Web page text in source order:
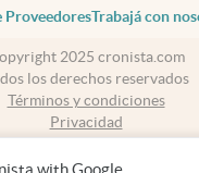
with Google
ProveedoresTrabajá con
2025 cronista.com
los derechos reservados
Términos y condiciones
Privacidad
Tel: +54 11 7078-3270